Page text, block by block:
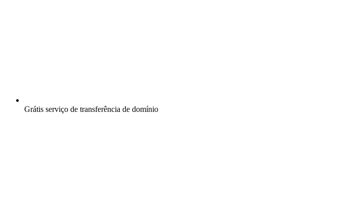
Grátis serviço de transferência de domínio